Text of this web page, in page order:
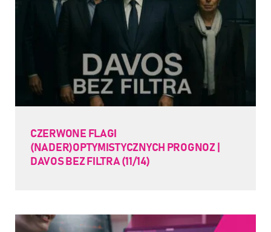
CZERWONE FLAGI
(NADER)OPTYMISTYCZNYCH PROGNOZ |
DAVOS BEZ FILTRA (11/14)